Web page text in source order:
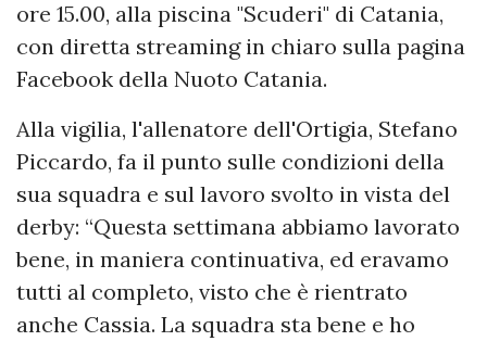
ore 15.00, alla piscina "Scuderi" di Catania,
con diretta streaming in chiaro sulla pagina
Facebook della Nuoto Catania.
Alla vigilia, l'allenatore dell'Ortigia, Stefano
Piccardo, fa il punto sulle condizioni della
sua squadra e sul lavoro svolto in vista del
derby: “Questa settimana abbiamo lavorato
bene, in maniera continuativa, ed eravamo
tutti al completo, visto che è rientrato
anche Cassia. La squadra sta bene e ho